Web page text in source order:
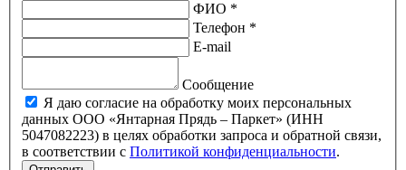
ФИО *
Телефон *
E-mail
Сообщение
Я даю согласие на обработку моих персональных
данных ООО «Янтарная Прядь – Паркет» (ИНН
5047082223) в целях обработки запроса и обратной связи,
в соответствии с Политикой конфиденциальности.